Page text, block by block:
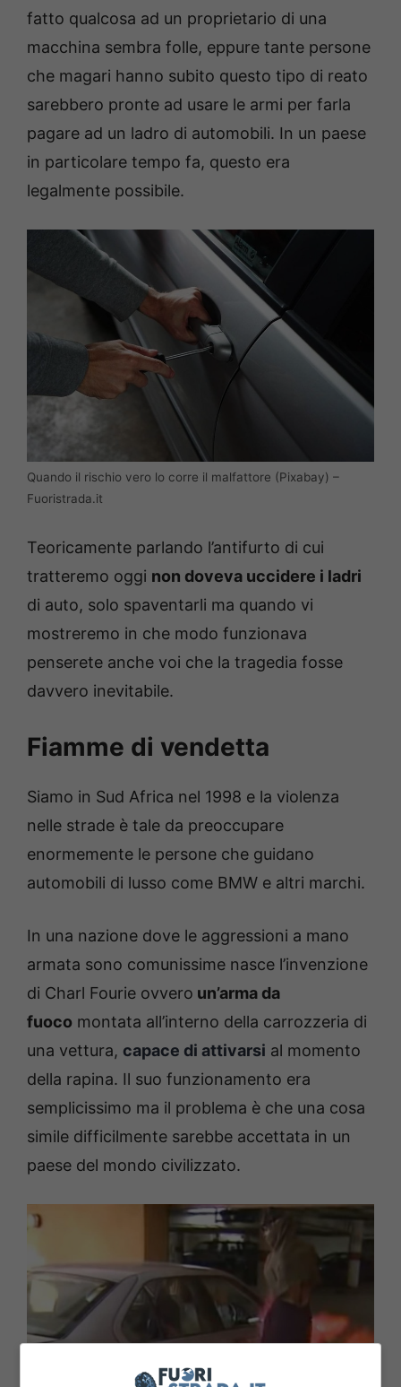
fatto qualcosa ad un proprietario di una
macchina sembra folle, eppure tante persone
che magari hanno subito questo tipo di reato
sarebbero pronte ad usare le armi per farla
pagare ad un ladro di automobili. In un paese
in particolare tempo fa, questo era
legalmente possibile.
Quando il rischio vero lo corre il malfattore (Pixabay) –
Fuoristrada.it
Teoricamente parlando l’antifurto di cui
tratteremo oggi non doveva uccidere i ladri
di auto, solo spaventarli ma quando vi
mostreremo in che modo funzionava
penserete anche voi che la tragedia fosse
davvero inevitabile.
Fiamme di vendetta
Siamo in Sud Africa nel 1998 e la violenza
nelle strade è tale da preoccupare
enormemente le persone che guidano
automobili di lusso come BMW e altri marchi.
In una nazione dove le aggressioni a mano
armata sono comunissime nasce l’invenzione
di Charl Fourie ovvero un’arma da
fuoco montata all’interno della carrozzeria di
una vettura, capace di attivarsi al momento
della rapina. Il suo funzionamento era
semplicissimo ma il problema è che una cosa
simile difficilmente sarebbe accettata in un
paese del mondo civilizzato.